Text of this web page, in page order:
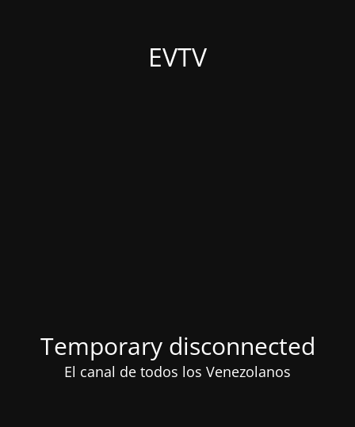
EVTV
Temporary disconnected
El canal de todos los Venezolanos